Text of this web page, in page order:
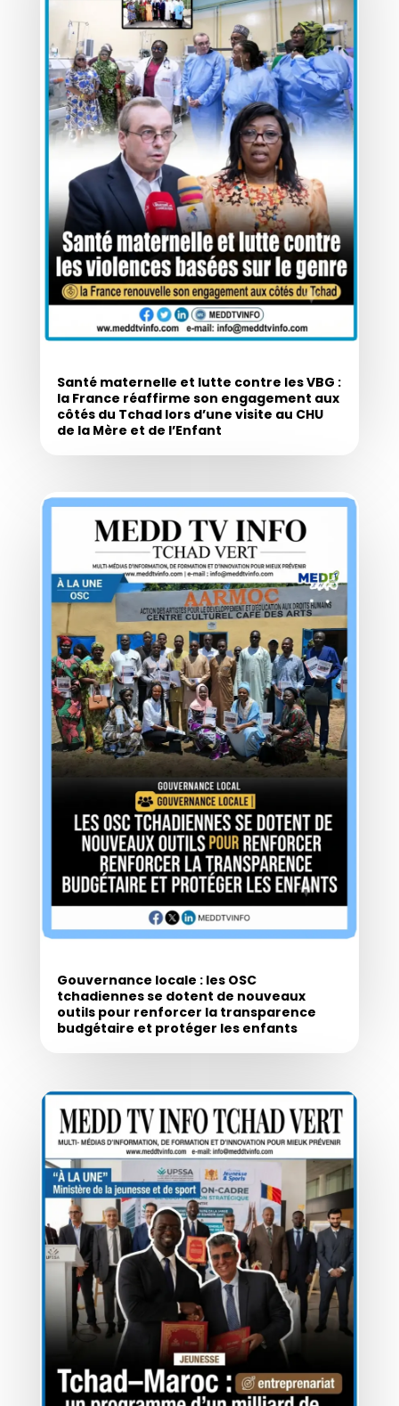
Santé maternelle et lutte contre les VBG :
la France réaffirme son engagement aux
côtés du Tchad lors d’une visite au CHU
de la Mère et de l’Enfant
Gouvernance locale : les OSC
tchadiennes se dotent de nouveaux
outils pour renforcer la transparence
budgétaire et protéger les enfants